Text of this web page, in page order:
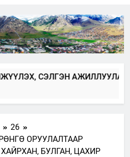
СЭЛГЭН АЖИЛЛУУЛАХ
26
ОРУУЛАЛТААР
БУЛГАН, ЦАХИР